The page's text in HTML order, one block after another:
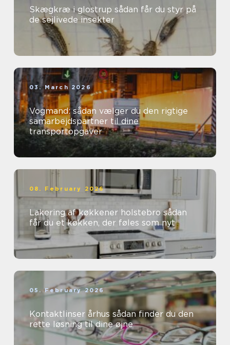
Skægkræ i glostrup sådan får du styr på
de sejlivede insekter
03. March 2026
Vogmand: sådan vælger du den rigtige
samarbejdspartner til dine
transportopgaver
08. February 2026
Lakering af køkkener holstebro sådan
får du et køkken, der føles som nyt
05. February 2026
Kontaktlinser århus sådan finder du den
rette løsning til dine øjne